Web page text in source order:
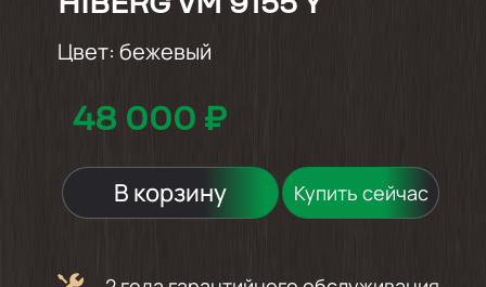
HIBERG VM 9155 Y
Цвет: бежевый
48 000 ₽
В корзину Купить сейчас